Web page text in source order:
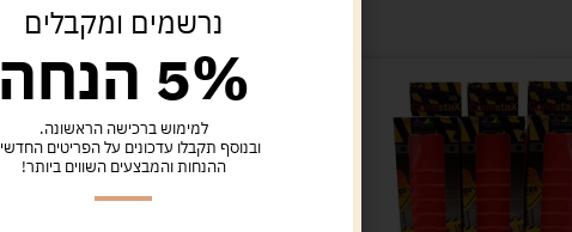
נרשמים ומקבלים
5% הנחה
למימוש ברכישה הראשונה.
ובנוסף תקבלו עדכונים על הפריטים
ההנחות והמבצעים השווים ביותר!